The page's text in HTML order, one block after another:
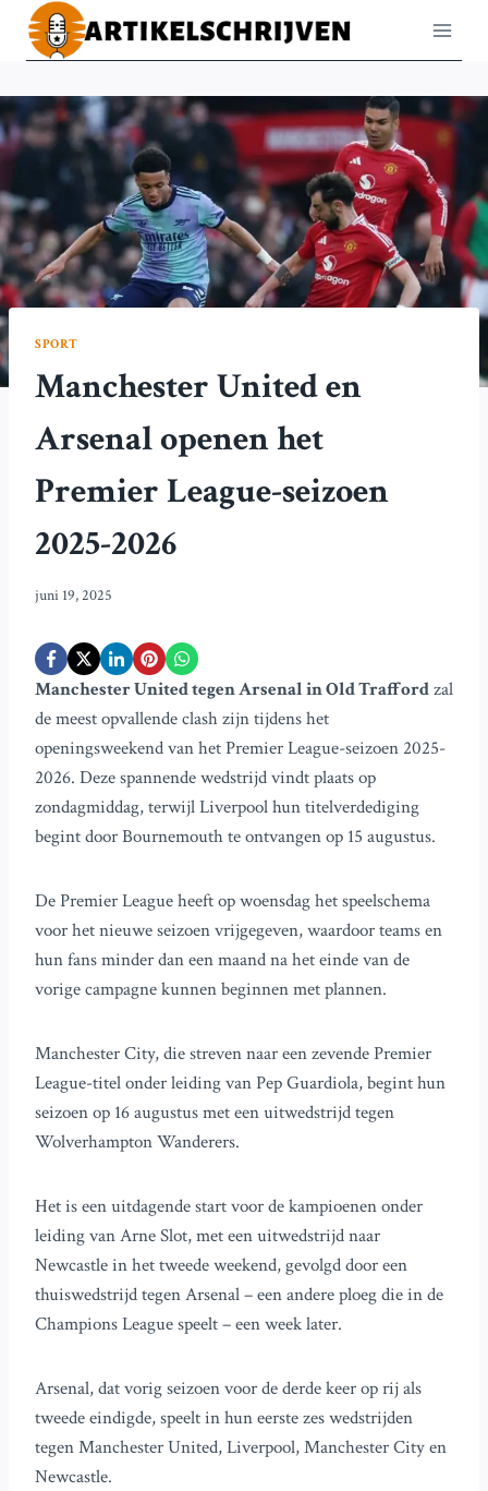
Doorgaan
naar
SPORT
Manchester United en
Arsenal openen het
Premier League-seizoen
2025-2026
juni 19, 2025
Manchester United tegen Arsenal in Old Traffordzal
de meest opvallende clash zijn tijdens het
openingsweekend van het Premier League-seizoen 2025-
2026. Deze spannende wedstrijd vindt plaats op
zondagmiddag, terwijl Liverpool hun titelverdediging
begint door Bournemouth te ontvangen op 15 augustus.
De Premier League heeft op woensdag het speelschema
voor het nieuwe seizoen vrijgegeven, waardoor teams en
hun fans minder dan een maand na het einde van de
vorige campagne kunnen beginnen met plannen.
Manchester City, die streven naar een zevende Premier
League-titel onder leiding van Pep Guardiola, begint hun
seizoen op 16 augustus met een uitwedstrijd tegen
Wolverhampton Wanderers.
Het is een uitdagende start voor de kampioenen onder
leiding van Arne Slot, met een uitwedstrijd naar
Newcastle in het tweede weekend, gevolgd door een
thuiswedstrijd tegen Arsenal – een andere ploeg die in de
Champions League speelt – een week later.
Arsenal, dat vorig seizoen voor de derde keer op rij als
tweede eindigde, speelt in hun eerste zes wedstrijden
tegen Manchester United, Liverpool, Manchester City en
Newcastle.